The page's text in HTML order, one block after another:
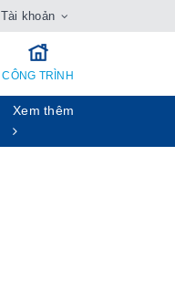
Tài khoản
CÔNG TRÌNH
Xem thêm